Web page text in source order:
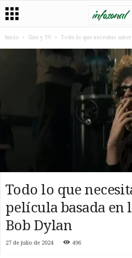
Inicio Cine y TV Todo lo que necesitas
Todo lo que
película basada en
Bob Dylan
27 de julio de 2024 496